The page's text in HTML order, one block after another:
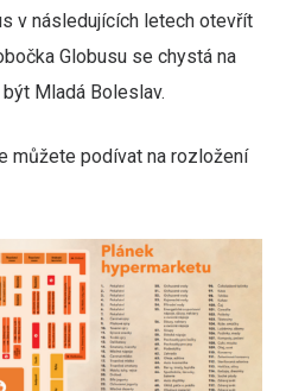
v následujících letech otevřít
Globusu se chystá na
Mladá Boleslav.
můžete podívat na rozložení